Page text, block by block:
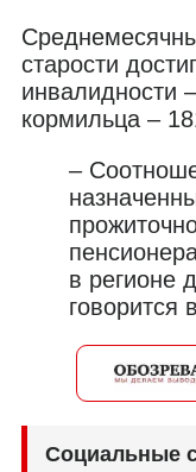
старости
инвалидности
кормильца –
–
в регионе
говорится
Социальные